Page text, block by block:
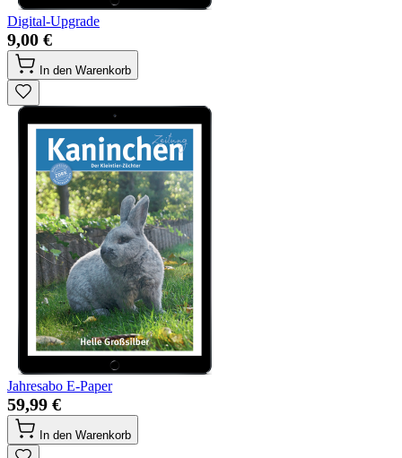
Digital-Upgrade
9,00 €
In den Warenkorb
Jahresabo E-Paper
59,99 €
In den Warenkorb